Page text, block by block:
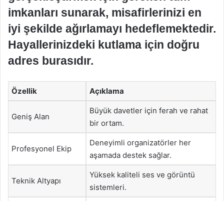
imkanları sunarak, misafirlerinizi en
iyi şekilde ağırlamayı hedeflemektedir.
Hayallerinizdeki kutlama için doğru
adres burasıdır.
Özellik Açıklama
Geniş Alan
Büyük davetler için ferah ve rahat
bir ortam.
Profesyonel Ekip
Deneyimli organizatörler her
aşamada destek sağlar.
Teknik Altyapı
Yüksek kaliteli ses ve görüntü
sistemleri.